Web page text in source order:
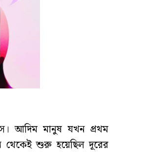
আদিম মানুষ যখন প্রথম
থেকেই শুরু হয়েছিল দূরের